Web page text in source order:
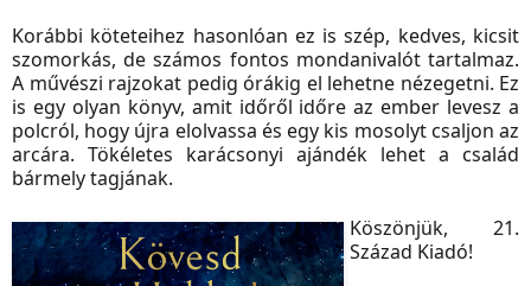
Korábbi köteteihez hasonlóan ez is szép, kedves, kicsit
szomorkás, de számos fontos mondanivalót tartalmaz.
A művészi rajzokat pedig órákig el lehetne nézegetni. Ez
is egy olyan könyv, amit időről időre az ember levesz a
polcról, hogy újra elolvassa és egy kis mosolyt csaljon az
arcára. Tökéletes karácsonyi ajándék lehet a család
bármely tagjának.
Köszönjük, 21.
Század Kiadó!